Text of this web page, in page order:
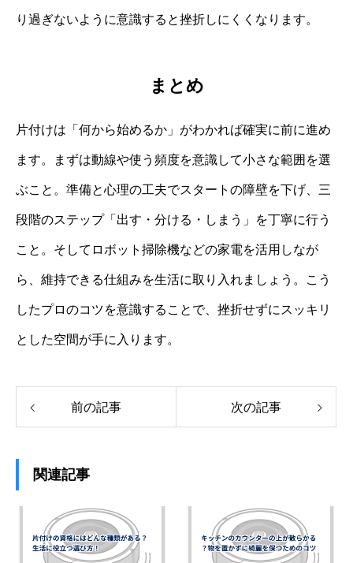
り過ぎないように意識すると挫折しにくくなります。
まとめ
片付けは「何から始めるか」がわかれば確実に前に進め
ます。まずは動線や使う頻度を意識して小さな範囲を選
ぶこと。準備と心理の工夫でスタートの障壁を下げ、三
段階のステップ「出す・分ける・しまう」を丁寧に行う
こと。そしてロボット掃除機などの家電を活用しなが
ら、維持できる仕組みを生活に取り入れましょう。こう
したプロのコツを意識することで、挫折せずにスッキリ
とした空間が手に入ります。
前の記事 次の記事
関連記事